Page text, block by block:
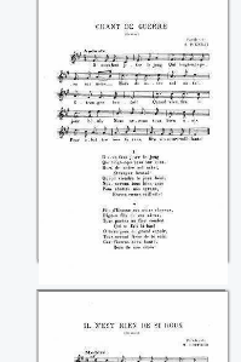
Chant de guerre
Chant de guerre